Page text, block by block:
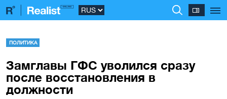
ПОЛИТИКА
Замглавы ГФС уволился сразу
после восстановления в
должности